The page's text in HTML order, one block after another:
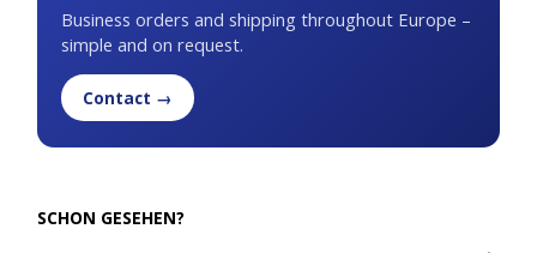
Business orders and shipping throughout Europe –
simple and on request.
Contact →
SCHON GESEHEN?